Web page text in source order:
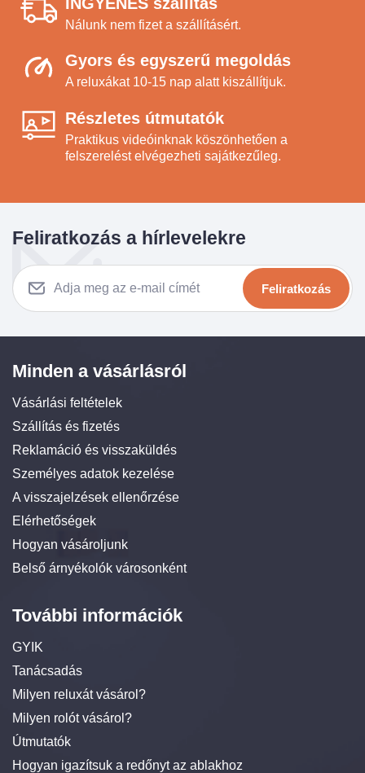
Nálunk nem fizet a szállításért.
Gyors és egyszerű megoldás
A reluxákat 10-15 nap alatt kiszállítjuk.
Részletes útmutatók
Praktikus videóinknak köszönhetően a
felszerelést elvégezheti sajátkezűleg.
Feliratkozás a hírlevelekre
Feliratkozás
Minden a vásárlásról
Vásárlási feltételek
Szállítás és fizetés
Reklamáció és visszaküldés
Személyes adatok kezelése
A visszajelzések ellenőrzése
Elérhetőségek
Hogyan vásároljunk
Belső árnyékolók városonként
További információk
GYIK
Tanácsadás
Milyen reluxát vásárol?
Milyen rolót vásárol?
Útmutatók
Hogyan igazítsuk a redőnyt az ablakhoz